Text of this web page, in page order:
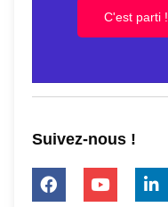
C'est parti !
Suivez-nous !